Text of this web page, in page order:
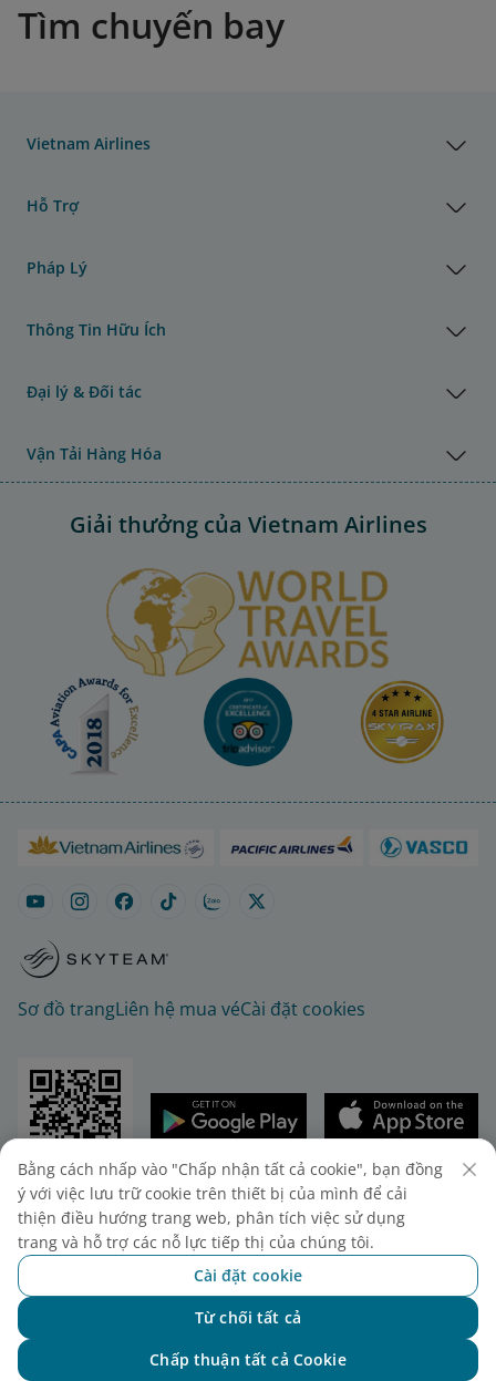
Tìm chuyến bay
Vietnam Airlines
Hỗ Trợ
Pháp Lý
Thông Tin Hữu Ích
Đại lý & Đối tác
Vận Tải Hàng Hóa
Giải thưởng của Vietnam Airlines
Sơ đồ trangLiên hệ mua véCài đặt cookies
© 2025 Vietnam Airlines JSC
Tổng công ty Hàng không Việt Nam - CTCP. Số 200
Nguyễn Sơn, Phường Bồ Đề, Hà Nội.
Điện thoại: (+84-24) 38272289. Fax: (+84-24)
38722375
Giấy chứng nhận đăng ký doanh nghiệp, mã số
30/6/2010, đăng ký thay đổi lần thứ 10 ngày
Bằng cách nhấp vào "Chấp nhận tất cả cookie", bạn đồng
ý với việc lưu trữ cookie trên thiết bị của mình để cải
thiện điều hướng trang web, phân tích việc sử dụng
trang và hỗ trợ các nỗ lực tiếp thị của chúng tôi.
Cài đặt cookie
Từ chối tất cả
Chấp thuận tất cả Cookie